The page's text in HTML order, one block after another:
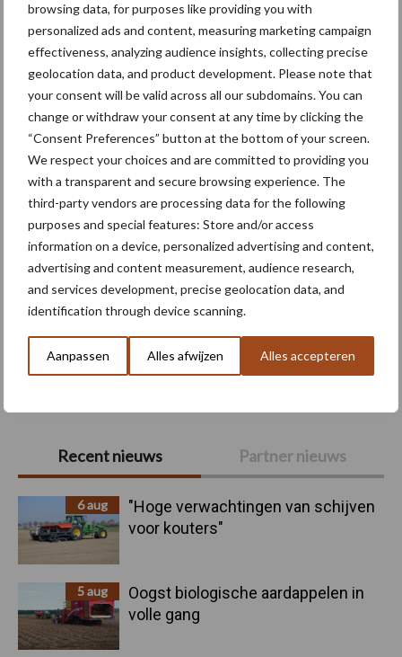
browsing data, for purposes like providing you with
personalized ads and content, measuring marketing campaign
effectiveness, analyzing audience insights, collecting precise
geolocation data, and product development. Please note that
your consent will be valid across all our subdomains. You can
change or withdraw your consent at any time by clicking the
“Consent Preferences” button at the bottom of your screen.
We respect your choices and are committed to providing you
with a transparent and secure browsing experience. The
third-party vendors are processing data for the following
purposes and special features: Store and/or access
information on a device, personalized advertising and content,
advertising and content measurement, audience research,
and services development, precise geolocation data, and
identification through device scanning.
Aanpassen Alles afwijzen Alles accepteren
Primaire
Sidebar
Recent nieuws Partner nieuws
6 aug
"Hoge verwachtingen van schijven
voor kouters"
5 aug
Oogst biologische aardappelen in
volle gang
Themapagina's
Machines Duurzaamheid
Biodiversiteit
Biologische
akkerbouw
Toon meer